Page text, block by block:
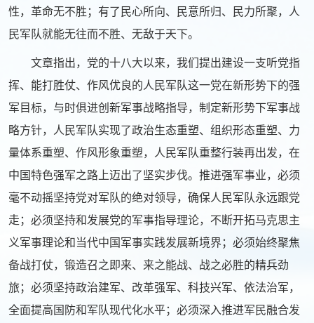
性，革命无不胜；有了民心所向、民意所归、民力所聚，人
民军队就能无往而不胜、无敌于天下。
文章指出，党的十八大以来，我们提出建设一支听党指
挥、能打胜仗、作风优良的人民军队这一党在新形势下的强
军目标，与时俱进创新军事战略指导，制定新形势下军事战
略方针，人民军队实现了政治生态重塑、组织形态重塑、力
量体系重塑、作风形象重塑，人民军队重整行装再出发，在
中国特色强军之路上迈出了坚实步伐。推进强军事业，必须
毫不动摇坚持党对军队的绝对领导，确保人民军队永远跟党
走；必须坚持和发展党的军事指导理论，不断开拓马克思主
义军事理论和当代中国军事实践发展新境界；必须始终聚焦
备战打仗，锻造召之即来、来之能战、战之必胜的精兵劲
旅；必须坚持政治建军、改革强军、科技兴军、依法治军，
全面提高国防和军队现代化水平；必须深入推进军民融合发